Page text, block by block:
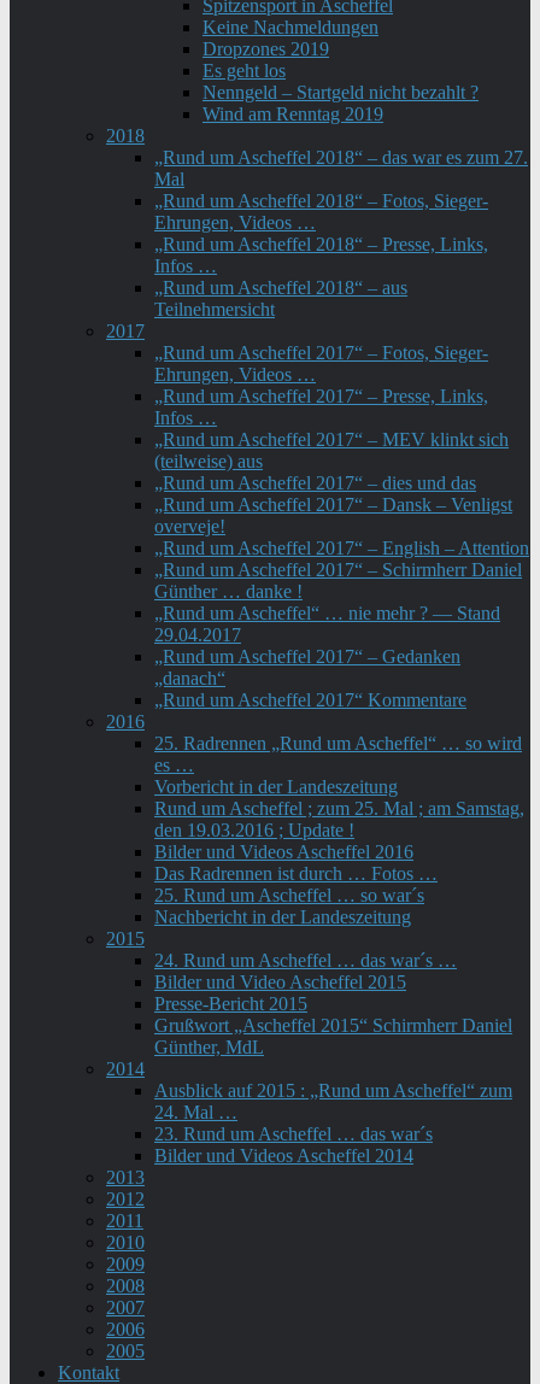
Spitzensport in Ascheffel
Keine Nachmeldungen
Dropzones 2019
Es geht los
Nenngeld – Startgeld nicht bezahlt ?
Wind am Renntag 2019
2018
„Rund um Ascheffel 2018“ – das war es zum 27.
Mal
„Rund um Ascheffel 2018“ – Fotos, Sieger-
Ehrungen, Videos …
„Rund um Ascheffel 2018“ – Presse, Links,
Infos …
„Rund um Ascheffel 2018“ – aus
Teilnehmersicht
2017
„Rund um Ascheffel 2017“ – Fotos, Sieger-
Ehrungen, Videos …
„Rund um Ascheffel 2017“ – Presse, Links,
Infos …
„Rund um Ascheffel 2017“ – MEV klinkt sich
(teilweise) aus
„Rund um Ascheffel 2017“ – dies und das
„Rund um Ascheffel 2017“ – Dansk – Venligst
overveje!
„Rund um Ascheffel 2017“ – English – Attention
„Rund um Ascheffel 2017“ – Schirmherr Daniel
Günther … danke !
„Rund um Ascheffel“ … nie mehr ? — Stand
29.04.2017
„Rund um Ascheffel 2017“ – Gedanken
„danach“
„Rund um Ascheffel 2017“ Kommentare
2016
25. Radrennen „Rund um Ascheffel“ … so wird
es …
Vorbericht in der Landeszeitung
Rund um Ascheffel ; zum 25. Mal ; am Samstag,
den 19.03.2016 ; Update !
Bilder und Videos Ascheffel 2016
Das Radrennen ist durch … Fotos …
25. Rund um Ascheffel … so war´s
Nachbericht in der Landeszeitung
2015
24. Rund um Ascheffel … das war´s …
Bilder und Video Ascheffel 2015
Presse-Bericht 2015
Grußwort „Ascheffel 2015“ Schirmherr Daniel
Günther, MdL
2014
Ausblick auf 2015 : „Rund um Ascheffel“ zum
24. Mal …
23. Rund um Ascheffel … das war´s
Bilder und Videos Ascheffel 2014
2013
2012
2011
2010
2009
2008
2007
2006
2005
Kontakt